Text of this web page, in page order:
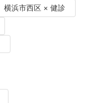
横浜市西区 × 健診